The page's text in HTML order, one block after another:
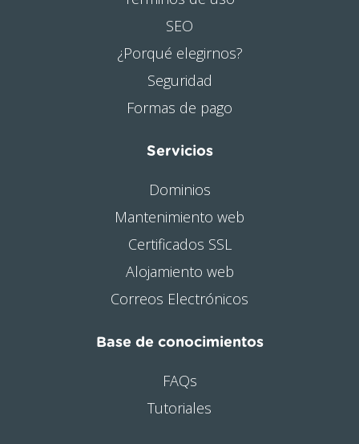
SEO
¿Porqué elegirnos?
Seguridad
Formas de pago
Servicios
Dominios
Mantenimiento web
Certificados SSL
Alojamiento web
Correos Electrónicos
Base de conocimientos
FAQs
Tutoriales